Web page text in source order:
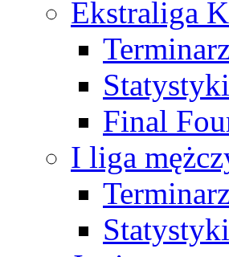
Ekstraliga
Statystyki
Final
I liga
Statystyki